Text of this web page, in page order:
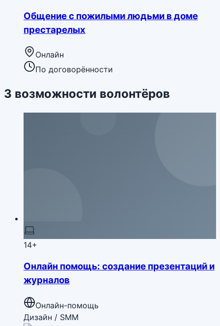
Общение с пожилыми людьми в доме
престарелых
Онлайн
По договорённости
3 возможности волонтёров
14+
Онлайн помощь: создание презентаций и
журналов
Онлайн-помощь
Дизайн / SMM